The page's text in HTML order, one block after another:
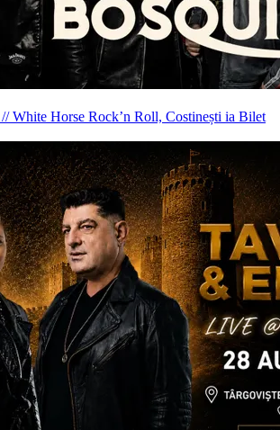
//White Horse Rock’n Roll, Costinești ia Bilet